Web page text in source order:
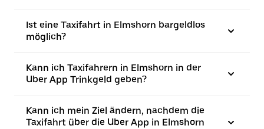
Ist eine Taxifahrt in Elmshorn bargeldlos
möglich?
Kann ich Taxifahrern in Elmshorn in der
Uber App Trinkgeld geben?
Kann ich mein Ziel ändern, nachdem die
Taxifahrt über die Uber App in Elmshorn